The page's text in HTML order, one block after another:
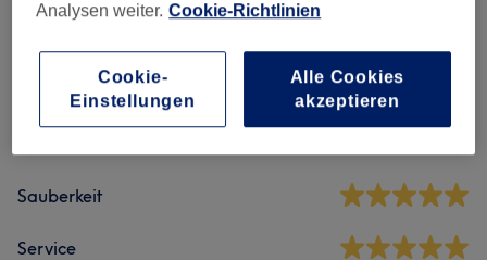
4,9 72 Bewertungen
Sauberkeit
Service
Analysen weiter. Cookie-Richtlinien
Cookie-
Einstellungen
Alle Cookies
akzeptieren